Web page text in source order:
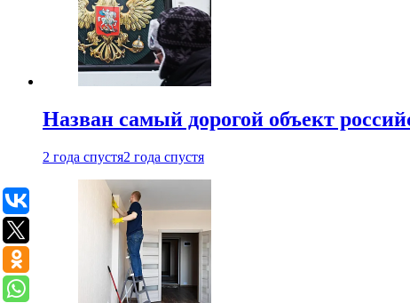
Назван самый дорогой объект
2 года спустя2 года спустя